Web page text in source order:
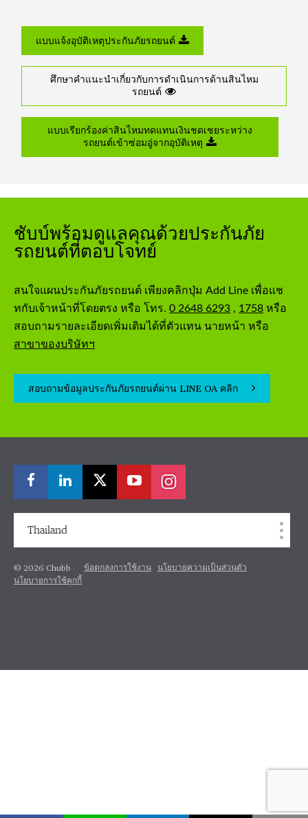
แบบแจ้งอุบัติเหตุประกันภัยรถยนต์
ศึกษาคำแนะนำเกี่ยวกับการดำเนินการด้านสินไหม
รถยนต์
แบบเรียกร้องค่าสินไหมทดแทนเงินชดเชยระหว่าง
รถยนต์เข้าซ่อมอู่จากอุบัติเหตุ
ชับบ์พร้อมดูแลคุณด้วยประกันภัย
รถยนต์ที่ตอบโจทย์
สนใจแผนประกันภัยรถยนต์ เพียงคลิกปุ่ม Add Line เพื่อแช
ทกับเจ้าหน้าที่โดยตรง หรือ โทร. 0 2648 6293 , 1758 หรือ
สอบถามรายละเอียดเพิ่มเติมได้ที่ตัวแทน นายหน้า หรือ
สาขาของบริษัทฯ
สอบถามข้อมูลประกันภัยรถยนต์ผ่าน LINE OA คลิก
Thailand
© 2026 Chubb ข้อตกลงการใช้งาน
นโยบายความเป็นส่วนตัว
นโยบายการใช้คุกกี้